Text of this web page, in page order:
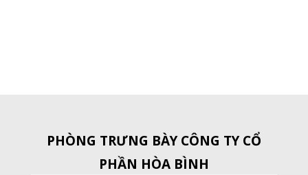
PHÒNG TRƯNG BÀY CÔNG TY CỔ
PHẦN HÒA BÌNH